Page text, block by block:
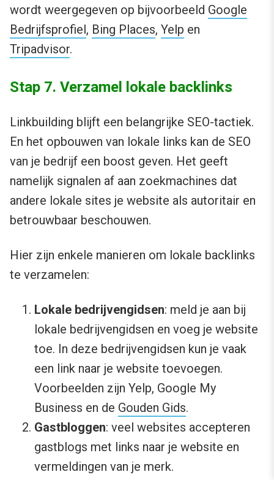
wordt weergegeven op bijvoorbeeld Google
Bedrijfsprofiel, Bing Places, Yelp en
Tripadvisor.
Stap 7. Verzamel lokale backlinks
Linkbuilding blijft een belangrijke SEO-tactiek.
En het opbouwen van lokale links kan de SEO
van je bedrijf een boost geven. Het geeft
namelijk signalen af aan zoekmachines dat
andere lokale sites je website als autoritair en
betrouwbaar beschouwen.
Hier zijn enkele manieren om lokale backlinks
te verzamelen:
Lokale bedrijvengidsen: meld je aan bij
lokale bedrijvengidsen en voeg je website
toe. In deze bedrijvengidsen kun je vaak
een link naar je website toevoegen.
Voorbeelden zijn Yelp, Google My
Business en de Gouden Gids.
Gastbloggen: veel websites accepteren
gastblogs met links naar je website en
vermeldingen van je merk.